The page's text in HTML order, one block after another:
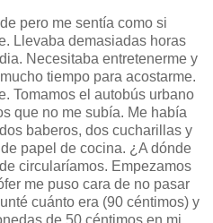
pero me sentía como si
Llevaba demasiadas horas
Necesitaba entretenerme y
tiempo para acostarme.
Tomamos el autobús urbano
que no me subía. Me había
baberos, dos cucharillas y
papel de cocina. ¿A dónde
circularíamos. Empezamos
me puso cara de no pasar
cuánto era (90 céntimos) y